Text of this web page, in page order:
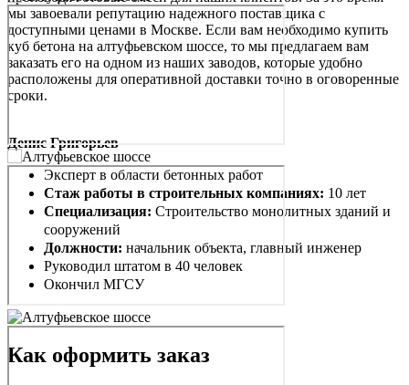
мы завоевали репутацию надежного поставщика с
доступными ценами в Москве. Если вам необходимо купить
куб бетона на алтуфьевском шоссе, то мы предлагаем вам
заказать его на одном из наших заводов, которые удобно
расположены для оперативной доставки точно в оговоренные
сроки.
Денис Григорьев
Эксперт в области бетонных работ
Стаж работы в строительных компаниях: 10 лет
Специализация: Строительство монолитных зданий и
сооружений
Должности: начальник объекта, главный инженер
Руководил штатом в 40 человек
Окончил МГСУ
Как оформить заказ